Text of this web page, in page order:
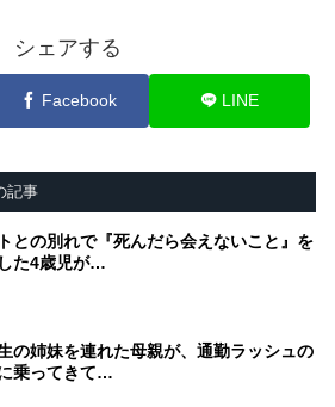
シェアする
Facebook LINE
記事
との別れで『死んだら会えないこと』を
た4歳児が…
の姉妹を連れた母親が、通勤ラッシュの
乗ってきて…